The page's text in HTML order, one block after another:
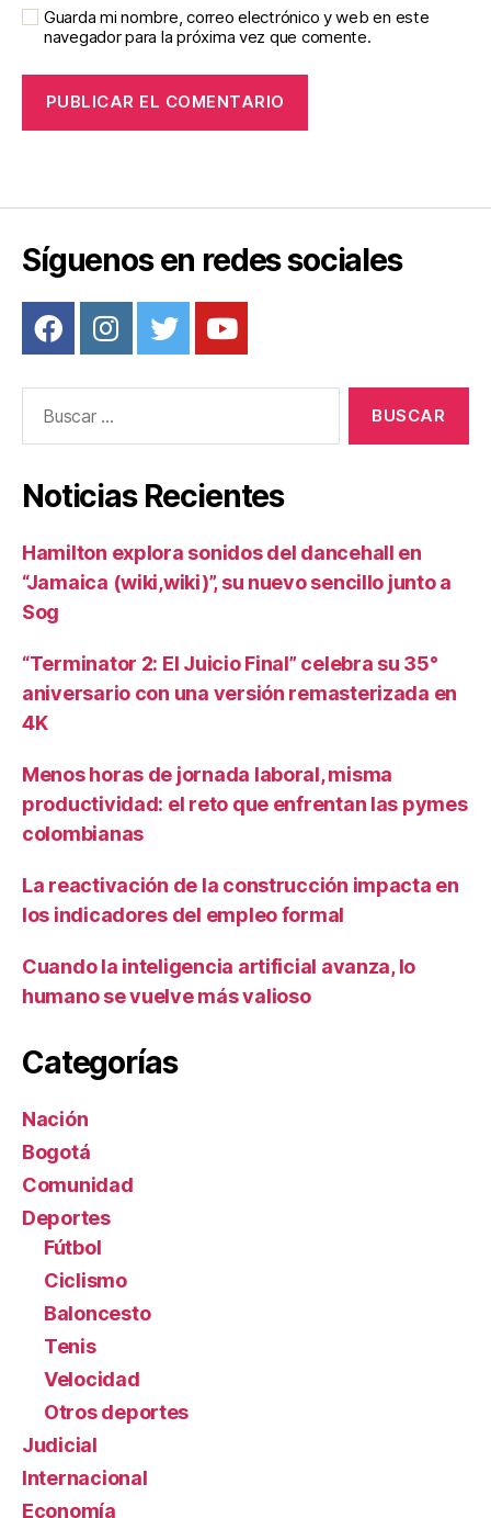
Guarda mi nombre, correo electrónico y web en este
navegador para la próxima vez que comente.
Síguenos en redes sociales
Noticias Recientes
Hamilton explora sonidos del dancehall en
“Jamaica (wiki,wiki)”, su nuevo sencillo junto a
Sog
“Terminator 2: El Juicio Final” celebra su 35°
aniversario con una versión remasterizada en
4K
Menos horas de jornada laboral, misma
productividad: el reto que enfrentan las pymes
colombianas
La reactivación de la construcción impacta en
los indicadores del empleo formal
Cuando la inteligencia artificial avanza, lo
humano se vuelve más valioso
Categorías
Nación
Bogotá
Comunidad
Deportes
Fútbol
Ciclismo
Baloncesto
Tenis
Velocidad
Otros deportes
Judicial
Internacional
Economía